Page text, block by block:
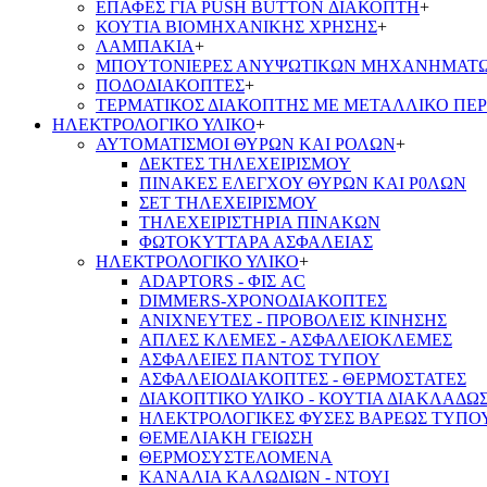
ΕΠΑΦΕΣ ΓΙΑ PUSH BUTTON ΔΙΑΚΟΠΤΗ+
ΚΟΥΤΙΑ ΒΙΟΜΗΧΑΝΙΚΗΣ ΧΡΗΣΗΣ+
ΛΑΜΠΑΚΙΑ+
ΜΠΟΥΤΟΝΙΕΡΕΣ ΑΝΥΨΩΤΙΚΩΝ
ΠΟΔΟΔΙΑΚΟΠΤΕΣ+
ΤΕΡΜΑΤΙΚΟΣ ΔΙΑΚΟΠΤΗΣ ΜΕ ΜΕΤΑΛΛΙΚΟ
ΗΛΕΚΤΡΟΛΟΓΙΚΟ ΥΛΙΚΟ+
ΑΥΤΟΜΑΤΙΣΜΟΙ ΘΥΡΩΝ ΚΑΙ ΡΟΛΩΝ+
ΔΕΚΤΕΣ ΤΗΛΕΧΕΙΡΙΣΜΟΥ
ΠΙΝΑΚΕΣ ΕΛΕΓΧΟΥ ΘΥΡΩΝ ΚΑΙ Ρ0ΛΩΝ
ΣΕΤ ΤΗΛΕΧΕΙΡΙΣΜΟΥ
ΤΗΛΕΧΕΙΡΙΣΤΗΡΙΑ ΠΙΝΑΚΩΝ
ΦΩΤΟΚΥΤΤΑΡΑ ΑΣΦΑΛΕΙΑΣ
ΗΛΕΚΤΡΟΛΟΓΙΚΟ ΥΛΙΚΟ+
ADAPTORS - ΦΙΣ AC
DIMMERS-ΧΡΟΝΟΔΙΑΚΟΠΤΕΣ
ΑΝΙΧΝΕΥΤΕΣ - ΠΡΟΒΟΛΕΙΣ ΚΙΝΗΣΗΣ
ΑΠΛΕΣ ΚΛΕΜΕΣ - ΑΣΦΑΛΕΙΟΚΛΕΜΕΣ
ΑΣΦΑΛΕΙΕΣ ΠΑΝΤΟΣ ΤΥΠΟΥ
ΑΣΦΑΛΕΙΟΔΙΑΚΟΠΤΕΣ - ΘΕΡΜΟΣΤΑΤΕΣ
ΔΙΑΚΟΠΤΙΚΟ ΥΛΙΚΟ - ΚΟΥΤΙΑ
ΗΛΕΚΤΡΟΛΟΓΙΚΕΣ ΦΥΣΕΣ ΒΑΡΕΩΣ
ΘΕΜΕΛΙΑΚΗ ΓΕΙΩΣΗ
ΘΕΡΜΟΣΥΣΤΕΛΟΜΕΝΑ
ΚΑΝΑΛΙΑ ΚΑΛΩΔΙΩΝ - ΝΤΟΥΙ